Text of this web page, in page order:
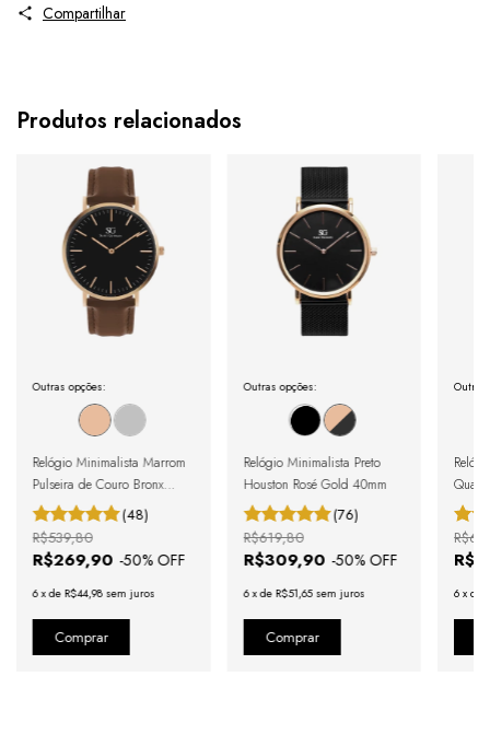
Compartilhar
Produtos relacionados
Outras opções:
Relógio Minimalista Marrom
Pulseira de Couro Bronx
Black Rosé Gold 40mm
(48)
R$269,90 -50% OFF
R$539,80
6 xde R$44,98 sem juros
Outras opções:
Relógio Minimalista Preto
Houston Rosé Gold 40mm
(76)
R$309,90 -50% OFF
R$619,80
6 xde R$51,65 sem juros
Outras
6 x de